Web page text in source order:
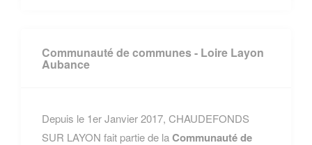
Communauté de communes - Loire Layon
Aubance
Depuis le 1er Janvier 2017, CHAUDEFONDS
SUR LAYON fait partie de laCommunauté de